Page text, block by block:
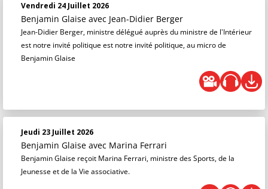
Vendredi 24 Juillet 2026
Benjamin Glaise avec Jean-Didier Berger
Jean-Didier Berger, ministre délégué auprès du ministre de l'Intérieur
est notre invité politique est notre invité politique, au micro de
Benjamin Glaise
Jeudi 23 Juillet 2026
Benjamin Glaise avec Marina Ferrari
Benjamin Glaise reçoit Marina Ferrari, ministre des Sports, de la
Jeunesse et de la Vie associative.